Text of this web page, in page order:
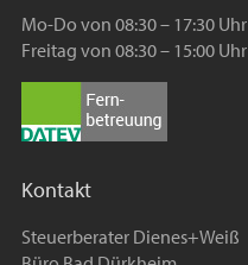
Mo-Do von 08:30 – 17:30 Uhr
Freitag von 08:30 – 15:00 Uhr
Kontakt
Steuerberater Dienes+Weiß